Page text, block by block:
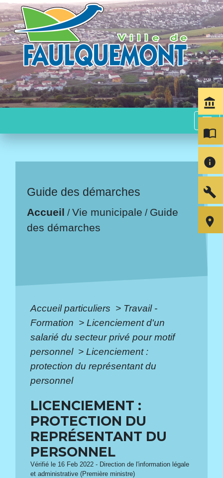
menu
Guide des démarches
Accueil /Vie municipale / Guide
des démarches
Accueil particuliers > Travail -
Formation > Licenciement d'un
salarié du secteur privé pour motif
personnel > Licenciement :
protection du représentant du
personnel
LICENCIEMENT :
PROTECTION DU
REPRÉSENTANT DU
PERSONNEL
Vérifié le 16 Feb 2022 - Direction de l'information légale
et administrative (Première ministre)
account_balance
import_contacts
info
build
room